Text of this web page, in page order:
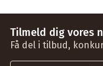
Tilmeld dig vores
Få del i tilbud,